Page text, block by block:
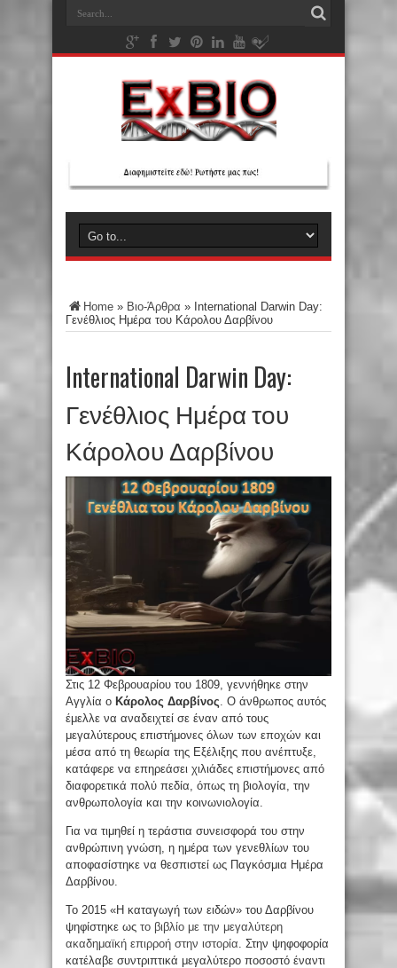
Home » Βιο-Άρθρα » International Darwin Day:
Γενέθλιος Ημέρα του Κάρολου Δαρβίνου
International Darwin Day:
Γενέθλιος Ημέρα του
Κάρολου Δαρβίνου
Στις 12 Φεβρουαρίου του 1809, γεννήθηκε στην
Αγγλία ο Κάρολος Δαρβίνος . Ο άνθρωπος αυτός
έμελλε να αναδειχτεί σε έναν από τους
μεγαλύτερους επιστήμονες όλων των εποχών και
μέσα από τη θεωρία της Εξέλιξης που ανέπτυξε,
κατάφερε να επηρεάσει χιλιάδες επιστήμονες από
διαφορετικά πολύ πεδία, όπως τη βιολογία, την
ανθρωπολογία και την κοινωνιολογία.
Για να τιμηθεί η τεράστια συνεισφορά του στην
ανθρώπινη γνώση, η ημέρα των γενεθλίων του
αποφασίστηκε να θεσπιστεί ως Παγκόσμια Ημέρα
Δαρβίνου.
Το 2015 «Η καταγωγή των ειδών» του Δαρβίνου
ψηφίστηκε ως το βιβλίο με την μεγαλύτερη
ακαδημαϊκή επιρροή στην ιστορία . Στην ψηφοφορία
κατέλαβε συντριπτικά μεγαλύτερο ποσοστό έναντι